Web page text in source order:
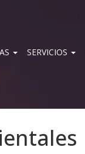
SERVICIOS